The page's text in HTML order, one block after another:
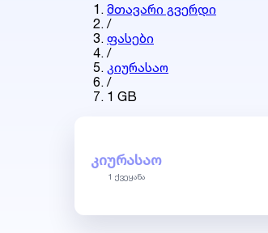
მთავარი გვერდი
/
ფასები
/
კიურასაო
/
1 GB
ᲙᲘᲣᲠᲐᲡᲐᲝ
1 ქვეყანა